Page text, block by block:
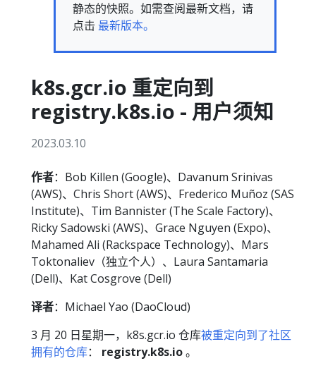
静态的快照。如需查阅最新文档，请
点击 最新版本。
k8s.gcr.io 重定向到
registry.k8s.io - 用户须知
2023.03.10
作者：Bob Killen (Google)、Davanum Srinivas
(AWS)、Chris Short (AWS)、Frederico Muñoz (SAS
Institute)、Tim Bannister (The Scale Factory)、
Ricky Sadowski (AWS)、Grace Nguyen (Expo)、
Mahamed Ali (Rackspace Technology)、Mars
Toktonaliev（独立个人）、Laura Santamaria
(Dell)、Kat Cosgrove (Dell)
译者：Michael Yao (DaoCloud)
3 月 20 日星期一，k8s.gcr.io 仓库被重定向到了社区
拥有的仓库： registry.k8s.io。